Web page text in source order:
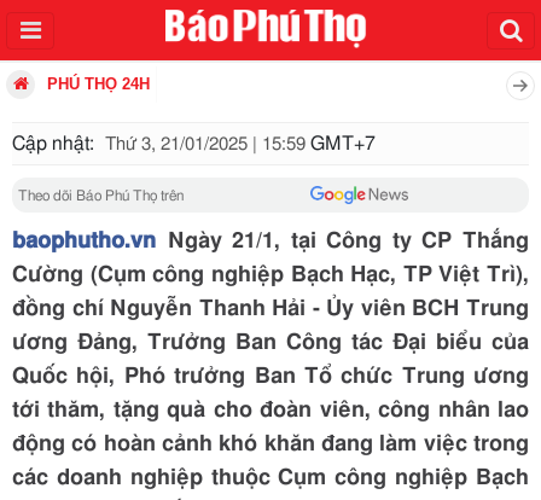
PHÚ THỌ 24H
Cập nhật: Thứ 3, 21/01/2025 | 15:59 GMT+7
Theo dõi Báo Phú Thọ trên
baophutho.vn Ngày 21/1, tại Công ty CP Thắng
Cường (Cụm công nghiệp Bạch Hạc, TP Việt Trì),
đồng chí Nguyễn Thanh Hải - Ủy viên BCH Trung
ương Đảng, Trưởng Ban Công tác Đại biểu của
Quốc hội, Phó trưởng Ban Tổ chức Trung ương
tới thăm, tặng quà cho đoàn viên, công nhân lao
động có hoàn cảnh khó khăn đang làm việc trong
các doanh nghiệp thuộc Cụm công nghiệp Bạch